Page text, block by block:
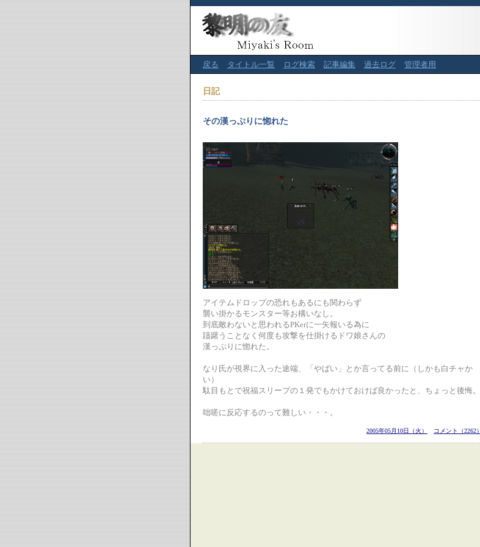
戻る タイトル一覧 ログ検索 記事編集 過去ログ 管理者用
日記
その漢っぷりに惚れた
アイテムドロップの恐れもあるにも関わらず
襲い掛かるモンスター等お構いなし。
到底敵わないと思われるPKerに一矢報いる為に
躊躇うことなく何度も攻撃を仕掛けるドワ娘さんの
漢っぷりに惚れた。
なり氏が視界に入った途端、「やばい」とか言ってる前に（しかも白チャか
い）
駄目もとで祝福スリープの１発でもかけておけば良かったと、ちょっと後悔。
咄嗟に反応するのって難しい・・・。
2005年05月10日（火） コメント（2262）